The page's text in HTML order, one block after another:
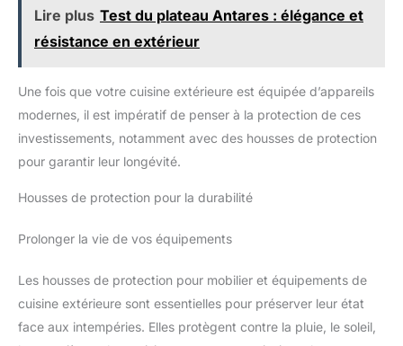
consignes d’entretien. Le dos
magnétique de la base permet
de la garder à portée de main
sur le réfrigérateur, le barbecue
au chaud TRANSFORMEZ
VOTRE COOKEO EN AIR
ou encore un gratin dans votre
EXPÉRIENCE PERSONNALISÉE :
profitez d'une expérience
unique grâce à l'application
: multicuiseur Cookeo, cuve de
lave-vaisselle, grille 2-en-1
Lire plus Test du plateau Antares : élégance et
résistance en extérieur
Une fois que votre cuisine extérieure est équipée d’appareils
modernes, il est impératif de penser à la protection de ces
investissements, notamment avec des housses de protection
pour garantir leur longévité.
Housses de protection pour la durabilité
Prolonger la vie de vos équipements
Les housses de protection pour mobilier et équipements de
cuisine extérieure sont essentielles pour préserver leur état
face aux intempéries. Elles protègent contre la pluie, le soleil,